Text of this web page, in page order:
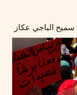
سميح الباجي عكاز